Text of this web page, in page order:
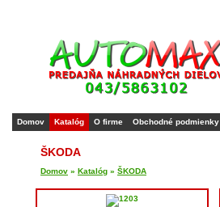
Domov Katalóg O firme Obchodné podmienky
ŠKODA
Domov » Katalóg » ŠKODA